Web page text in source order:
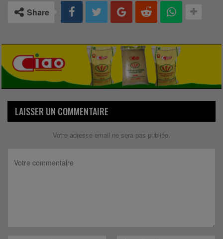
Share
LAISSER UN COMMENTAIRE
Votre adresse email ne sera pas publiée.